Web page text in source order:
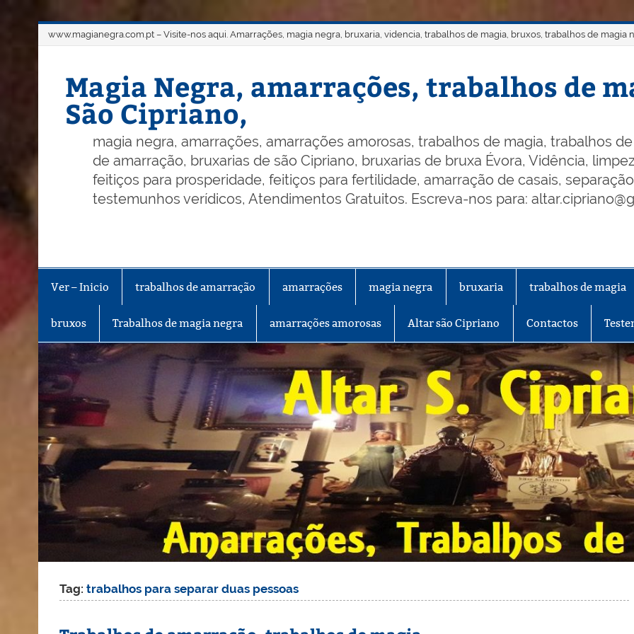
www.magianegra.com.pt – Visite-nos aqui. Amarrações, magia negra, bruxaria, videncia, trabalhos de magia, bruxos, trabalhos de magia
Magia Negra, amarrações, trabalhos de
São Cipriano,
magia negra, amarrações, amarrações amorosas, trabalhos de magia, trabalhos
de amarração, bruxarias de são Cipriano, bruxarias de bruxa Évora, Vidência,
feitiços para prosperidade, feitiços para fertilidade, amarração de casais,
testemunhos verídicos, Atendimentos Gratuitos. Escreva-nos para:
Ver – Inicio trabalhos de amarração amarrações magia negra bruxaria trabalhos de magia
bruxos Trabalhos de magia negra amarrações amorosas Altar são Cipriano Contactos
Tag:trabalhos para separar duas pessoas